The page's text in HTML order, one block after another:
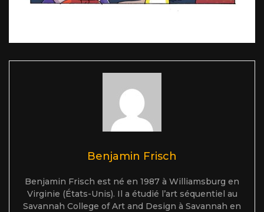
Benjamin Frisch
Benjamin Frisch est né en 1987 à Williamsburg en
Virginie (États-Unis). Il a étudié l’art séquentiel au
Savannah College of Art and Design à Savannah en